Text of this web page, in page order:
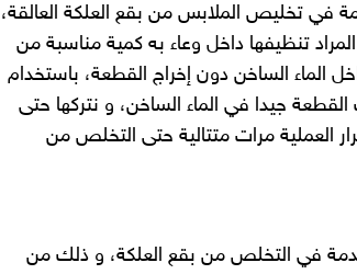
في تخليص الملابس من بقع العلكة العالقة،
تنظيفها داخل وعاء به كمية مناسبة من
الماء الساخن دون إخراج القطعة، باستخدام
جيدا في الماء الساخن، و نتركها حتى
العملية مرات متتالية حتى التخلص من
في التخلص من بقع العلكة، و ذلك من